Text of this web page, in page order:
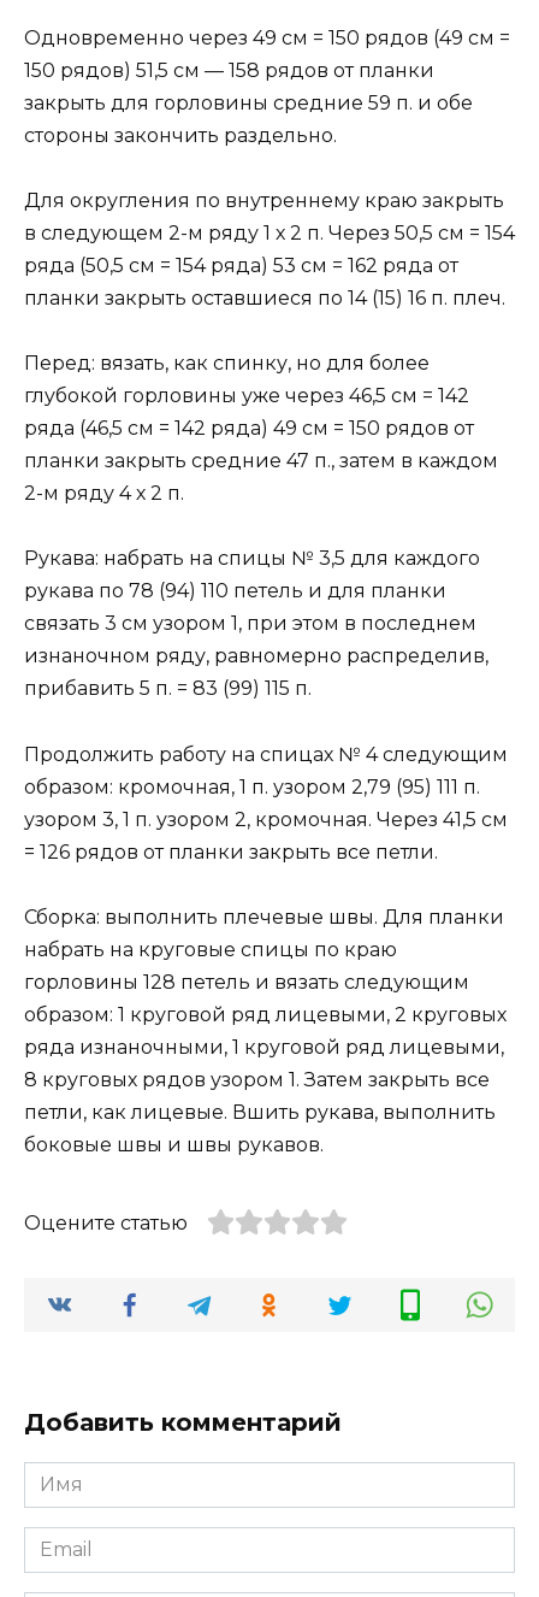
Одновременно через 49 см = 150 рядов (49 см =
150 рядов) 51,5 см — 158 рядов от планки
закрыть для горловины средние 59 п. и обе
стороны закончить раздельно.
Для округления по внутреннему краю закрыть
в следующем 2-м ряду 1 х 2 п. Через 50,5 см = 154
ряда (50,5 см = 154 ряда) 53 см = 162 ряда от
планки закрыть оставшиеся по 14 (15) 16 п. плеч.
Перед: вязать, как спинку, но для более
глубокой горловины уже через 46,5 см = 142
ряда (46,5 см = 142 ряда) 49 см = 150 рядов от
планки закрыть средние 47 п., затем в каждом
2-м ряду 4 х 2 п.
Рукава: набрать на спицы № 3,5 для каждого
рукава по 78 (94) 110 петель и для планки
связать 3 см узором 1, при этом в последнем
изнаночном ряду, равномерно распределив,
прибавить 5 п. = 83 (99) 115 п.
Продолжить работу на спицах № 4 следующим
образом: кромочная, 1 п. узором 2,79 (95) 111 п.
узором 3, 1 п. узором 2, кромочная. Через 41,5 см
= 126 рядов от планки закрыть все петли.
Сборка: выполнить плечевые швы. Для планки
набрать на круговые спицы по краю
горловины 128 петель и вязать следующим
образом: 1 круговой ряд лицевыми, 2 круговых
ряда изнаночными, 1 круговой ряд лицевыми,
8 круговых рядов узором 1. Затем закрыть все
петли, как лицевые. Вшить рукава, выполнить
боковые швы и швы рукавов.
Оцените статью
Добавить комментарий
Имя
Email